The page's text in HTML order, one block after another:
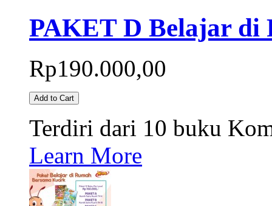
PAKET D Belajar di
Rp190.000,00
Add to Cart
Terdiri dari 10 buku
Learn More